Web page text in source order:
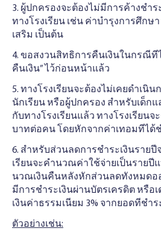
3. ผู้ปกครองจะต้องไม่มีการค้างชํา
ทางโรงเรียน เช่น ค่าบํารุงการศึกษ
เสริม เป็นต้น
4. ขอสงวนสิทธิการคืนเงินในกรณีที
คืนเงิน” ไว้ก่อนหน้าแล้ว
5. ทางโรงเรียนจะต้องไม่เคยดําเนิ
นักเรียน หรือผู้ปกครอง สําหรับเด็ก
กับทางโรงเรียนแล้ว ทางโรงเรียนจ
บาทต่อคน โดยหักจากค่าเทอมทีได้
6. สําหรับส่วนลดการชําระเงินรายปี
เรียนจะคํานวณค่าใช้จ่ายเป็นรายปี
นวณเงินคืนหลังหักส่วนลดทังหมดอ
มีการชําระเงินผ่านบัตรเครดิต หรือ
เงินค่าธรรมเนียม 3% จากยอดทีชําร
ตัวอย่างเช่น: